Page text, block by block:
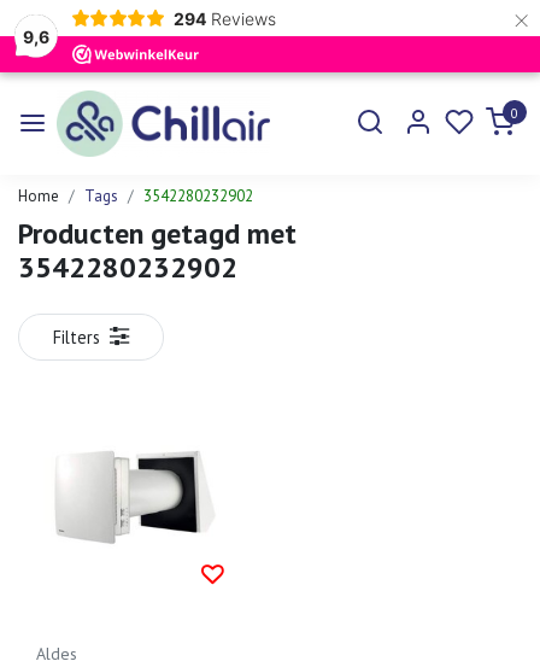
9,6
294 Reviews ×
0
Home Tags 3542280232902
Producten getagd met
3542280232902
Filters
Aldes